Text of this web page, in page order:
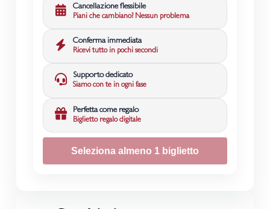
Cancellazione flessibile
Piani che cambiano? Nessun problema
Conferma immediata
Ricevi tutto in pochi secondi
Supporto dedicato
Siamo con te in ogni fase
Perfetta come regalo
Biglietto regalo digitale
Seleziona almeno 1 biglietto